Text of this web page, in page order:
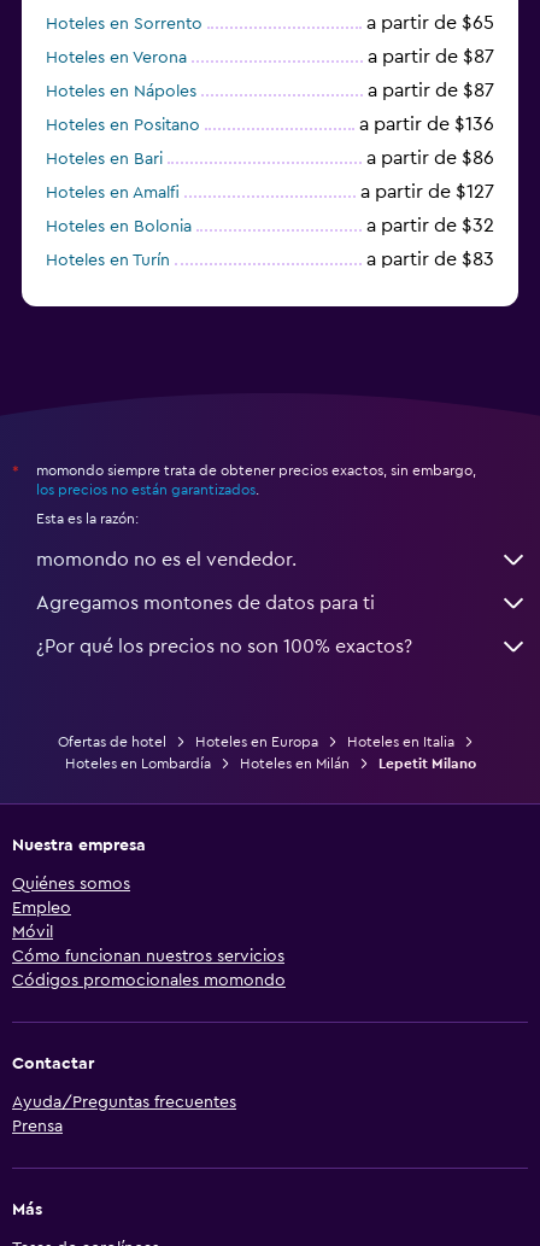
Hoteles en Sorrento a partir de $65
Hoteles en Verona a partir de $87
Hoteles en Nápoles a partir de $87
Hoteles en Positano a partir de $136
Hoteles en Bari a partir de $86
Hoteles en Amalfi a partir de $127
Hoteles en Bolonia a partir de $32
Hoteles en Turín a partir de $83
*
momondo siempre trata de obtener precios exactos, sin embargo,
los precios no están garantizados
Esta es la razón:
momondo no es el vendedor.
Agregamos montones de datos para ti
¿Por qué los precios no son 100% exactos?
Ofertas de hotel Hoteles en Europa
Hoteles en Italia
Hoteles en Lombardía
Hoteles en Milán Lepetit Milano
Nuestra empresa
Quiénes somos
Empleo
Móvil
Cómo funcionan nuestros servicios
Códigos promocionales momondo
Contactar
Ayuda/Preguntas frecuentes
Prensa
Más